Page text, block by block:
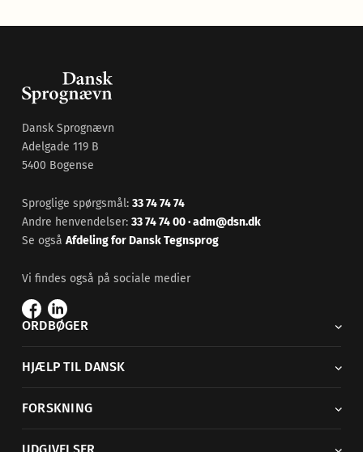
Dansk Sprognævn
Adelgade 119 B
5400 Bogense
Sproglige spørgsmål: 33 74 74 74
Andre henvendelser: 33 74 74 00·adm@dsn.dk
Se også Afdeling for Dansk Tegnsprog
Vi findes også på sociale medier
ORDBØGER
HJÆLP TIL DANSK
FORSKNING